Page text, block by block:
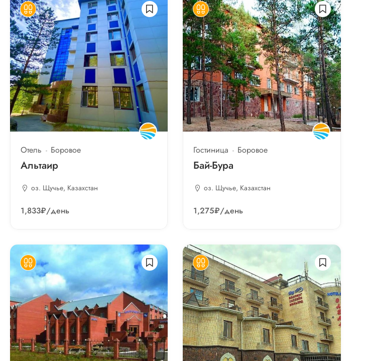
Отель Боровое
Альтаир
оз. Щучье, Казахстан
1,833₽/день
Гостиница Боровое
Бай-Бура
оз. Щучье, Казахстан
1,275₽/день